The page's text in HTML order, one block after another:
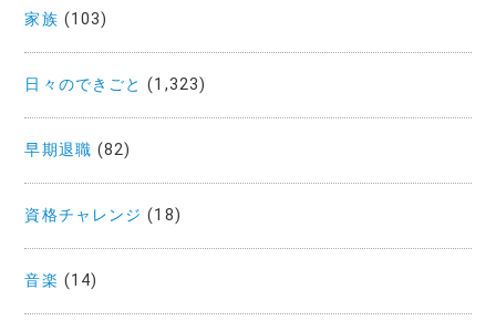
家族 (103)
日々のできごと (1,323)
早期退職 (82)
資格チャレンジ (18)
音楽 (14)